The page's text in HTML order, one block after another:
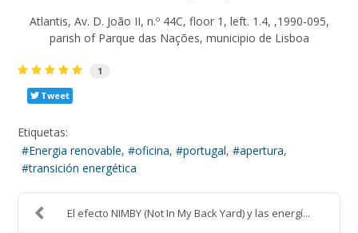
Atlantis, Av. D. João II, n.º 44C, floor 1, left. 1.4, ,1990-095,
parish of Parque das Nações, municipio de Lisboa
1
Tweet
Etiquetas:
Energia renovable
oficina portugal
apertura
transición energética
El efecto NIMBY (Not In My Back Yard) y las energí...